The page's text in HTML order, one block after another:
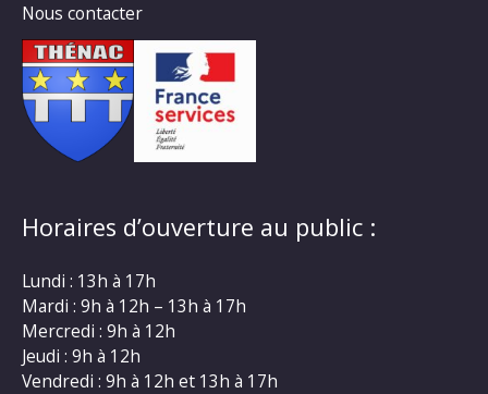
Nous contacter
Horaires d’ouverture au public :
Lundi : 13h à 17h
Mardi : 9h à 12h – 13h à 17h
Mercredi : 9h à 12h
Jeudi : 9h à 12h
Vendredi : 9h à 12h et 13h à 17h